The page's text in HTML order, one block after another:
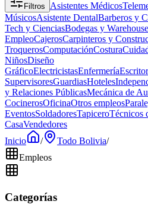
Filtros Asistentes Médicos
MúsicosAsistente DentalBarberos y
Tech y CienciasBodegas y Warehouse
EmpleoCajerosCarpinteros y
TroquerosComputaciónCostura
NiñosDiseño
GráficoElectricistasEnfermería
SupervisoresGuardiasHoteles
y Relaciones PúblicasMecánica de
CocinerosOficinaOtros empleos
EventosSoldadoresTapiceroTécnicos
CasaVendedores
Inicio
/ Todo Bolivia/
Empleos
Categorías